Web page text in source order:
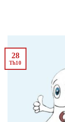
28
Th10